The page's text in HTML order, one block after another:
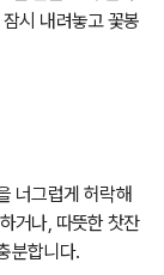
시 내려놓고 꽃봉
너그럽게 허락해
거나, 따뜻한 찻잔
분합니다.